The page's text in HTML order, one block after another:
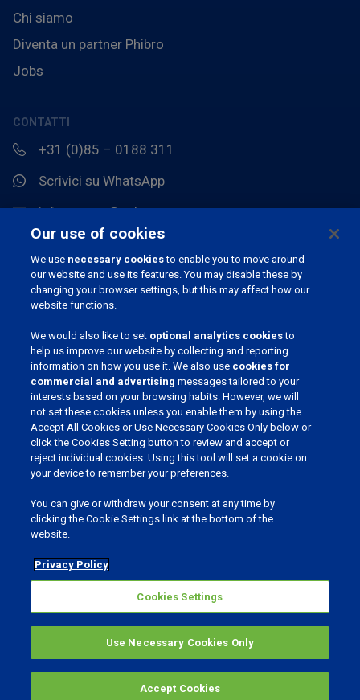
MENU
Chi siamo
Diventa un partner Phibro
Jobs
CONTATTI
+31 (0)85 – 0188 311
Scrivici su WhatsApp
info.europe@pahc.com
Chemin du Stocquoy 3, 1300 Wavre, Belgio
ENTRA A FAR PARTE DELLA NOSTRA COMMUNITY
SELEZIONA LA LINGUA
Cookies Settings
Tutti i diritti riservati.
Our use of cookies
We use necessary cookiesto enable you to move around
our website and use its features. You may disable these by
changing your browser settings, but this may affect how our
website functions.
We would also like to set optional analytics cookiesto
help us improve our website by collecting and reporting
information on how you use it. We also use cookies for
commercial and advertising messages tailored to your
interests based on your browsing habits. However, we will
not set these cookies unless you enable them by using the
Accept All Cookies or Use Necessary Cookies Only below or
click the Cookies Setting button to review and accept or
reject individual cookies. Using this tool will set a cookie on
your device to remember your preferences.
You can give or withdraw your consent at any time by
clicking the Cookie Settings link at the bottom of the
website.
Privacy Policy
Cookies Settings
Use Necessary Cookies Only
Accept Cookies